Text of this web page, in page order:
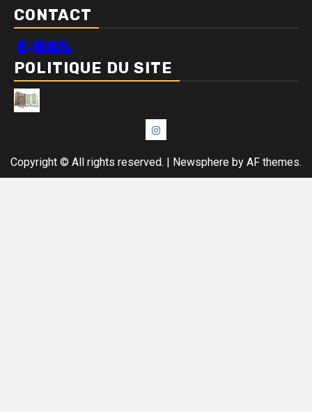
CONTACT
POLITIQUE DU SITE
Instagram
Copyright © All rights reserved. Newsphere by AF themes.